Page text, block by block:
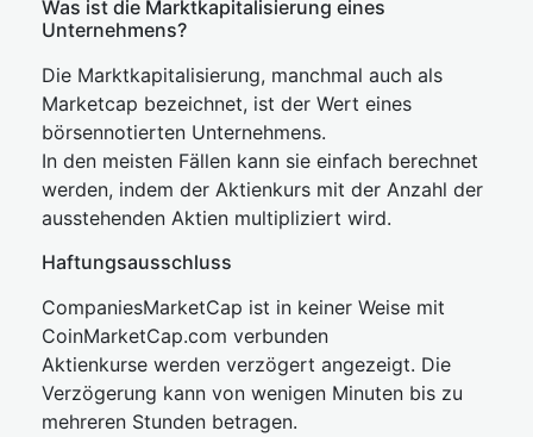
Was ist die Marktkapitalisierung eines
Unternehmens?
Die Marktkapitalisierung, manchmal auch als
Marketcap bezeichnet, ist der Wert eines
börsennotierten Unternehmens.
In den meisten Fällen kann sie einfach berechnet
werden, indem der Aktienkurs mit der Anzahl der
ausstehenden Aktien multipliziert wird.
Haftungsausschluss
CompaniesMarketCap ist in keiner Weise mit
CoinMarketCap.com verbunden
Aktienkurse werden verzögert angezeigt. Die
Verzögerung kann von wenigen Minuten bis zu
mehreren Stunden betragen.